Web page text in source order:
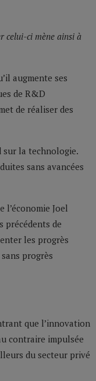
celui-ci mène ainsi à
augmente ses
de R&D
de réaliser des
sur la technologie.
sans avancées
l’économie Joel
précédents de
les progrès
progrès
que l’innovation
contraire impulsée
du secteur privé